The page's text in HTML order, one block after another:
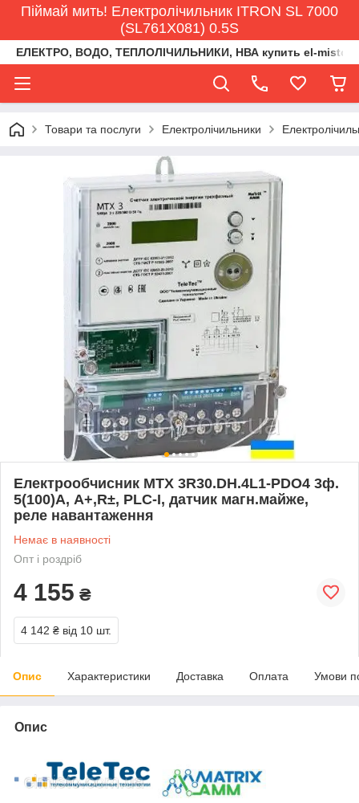
Піймай мить! Електролічильник ITRON SL 7000
(SL761X081) 0.5S
ЕЛЕКТРО, ВОДО, ТЕПЛОЛІЧИЛЬНИКИ, НВА купить el-
Товари та послуги Електролічильники
Електрообчисник MTX 3R30.DH.4L1-PDO4 3ф.
5(100)А, A+,R±, PLC-І, датчик магн.майже,
реле навантаження
Немає в наявності
Опт і роздріб
4 155 ₴
4 142 ₴ від 10 шт.
Опис Характеристики Доставка Оплата Умови
Опис